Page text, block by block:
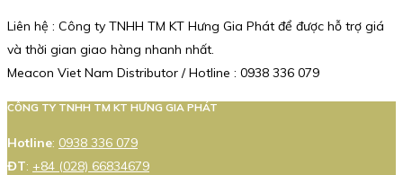
Liên hệ : Công ty TNHH TM KT Hưng Gia Phát để được hỗ trợ giá
và thời gian giao hàng nhanh nhất.
Meacon Viet Nam Distributor / Hotline : 0938 336 079
CÔNG TY TNHH TM KT HƯNG GIA PHÁT
Hotline: 0938 336 079
ĐT: +84 (028) 66834679